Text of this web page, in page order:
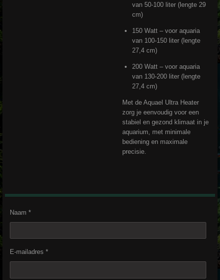
van 50-100 liter (lengte 29
cm)
150 Watt – voor aquaria
van 100-150 liter (lengte
27,4 cm)
200 Watt – voor aquaria
van 130-200 liter (lengte
27,4 cm)
Met de Aquael Ultra Heater
zorg je eenvoudig voor een
stabiel en gezond klimaat in je
aquarium, met minimale
bediening en maximale
precisie.
Naam *
E-mailadres *